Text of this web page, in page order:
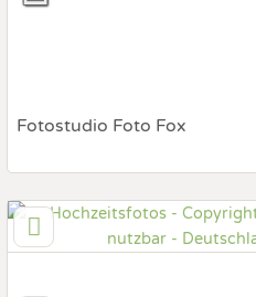
Fotostudio Foto Fox
Art des Shootings:
Hochzeits Shooting